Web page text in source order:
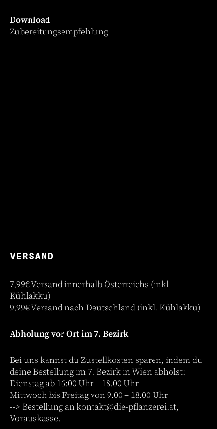
Download
Zubereitungsempfehlung
VERSAND
7,99€ Versand innerhalb Österreichs (inkl.
Kühlakku)
9,99€ Versand nach Deutschland (inkl. Kühlakku)
Abholung vor Ort im 7. Bezirk
Bei uns kannst du Zustellkosten sparen, indem du
deine Bestellung im 7. Bezirk in Wien abholst:
Dienstag ab 16:00 Uhr – 18.00 Uhr
Mittwoch bis Freitag von 9.00 – 18.00 Uhr
--> Bestellung ankontakt@die-pflanzerei.at,
Vorauskasse.